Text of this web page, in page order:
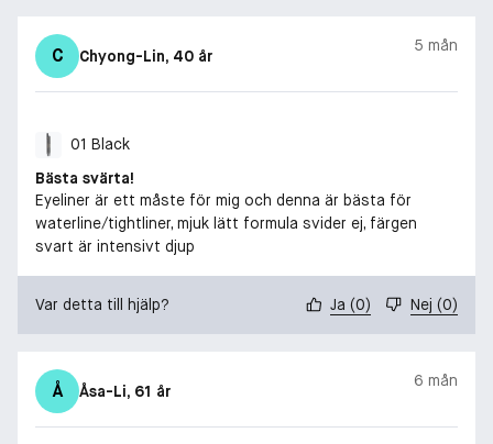
C Chyong-Lin, 40 år
5 mån
01 Black
Bästa svärta!
Eyeliner är ett måste för mig och denna är bästa för
waterline/tightliner, mjuk lätt formula svider ej, färgen
svart är intensivt djup
Var detta till hjälp? Ja (0) Nej (0)
Å Åsa-Li, 61 år
6 mån